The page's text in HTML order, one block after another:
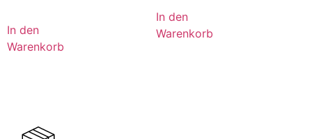
In den
Warenkorb
In den
Warenkorb